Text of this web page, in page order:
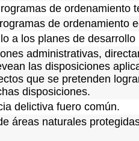
de ordenamiento
de ordenamiento
a los planes de desarrollo
administrativas,
las disposiciones
que se pretenden
disposiciones.
delictiva fuero común.
áreas naturales